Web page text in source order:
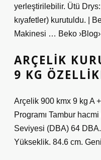
yerleştirilebilir. Ütü
kıyafetler) kurutuldu. |
Makinesi … Beko
ARÇELIK
9 KG
Arçelik 900 kmx 9 kg A
Programı Tambur
Seviyesi (DBA) 64
Yükseklik. 84.6 cm.